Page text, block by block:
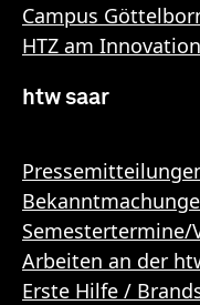
Campus
HTZ am
htw saar
Semestertermine/
Arbeiten an der
Erste Hilfe /